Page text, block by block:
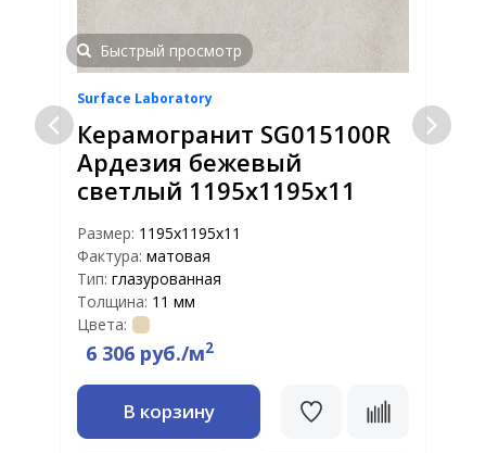
Быстрый просмотр
Surface Laboratory
Керамогранит SG015100R
Ардезия бежевый
светлый 1195х1195х11
Размер: 1195х1195х11
Фактура: матовая
Тип: глазурованная
Толщина: 11 мм
Цвета:
6 306 руб./м2
В корзину